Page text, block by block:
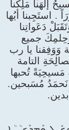
إلهَنا مَلِكُنا
. استَجِبنا أيُها
دَعَواتِنا
وَحِلمِكَ جميع
وَوَفِقنا يا رب
التامة
مَسيحِيَةً تُحبها
نَحمَدُ مُسَبحين.